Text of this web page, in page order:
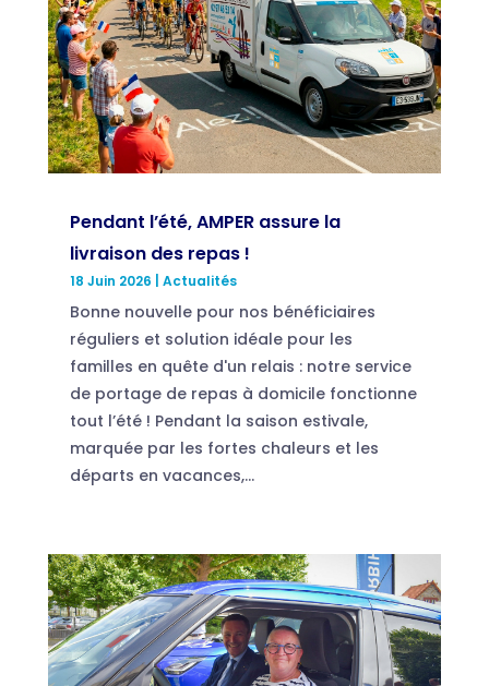
Pendant l’été, AMPER assure la
livraison des repas !
18 Juin 2026 Actualités
Bonne nouvelle pour nos bénéficiaires
réguliers et solution idéale pour les
familles en quête d'un relais : notre service
de portage de repas à domicile fonctionne
tout l’été ! Pendant la saison estivale,
marquée par les fortes chaleurs et les
départs en vacances,...